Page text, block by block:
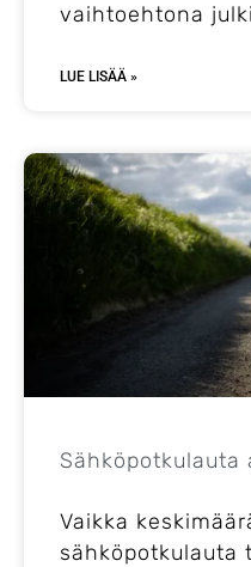
vaihtoehtona
LUE LISÄÄ »
Sähköpotkulauta
Vaikka
sähköpotkulauta